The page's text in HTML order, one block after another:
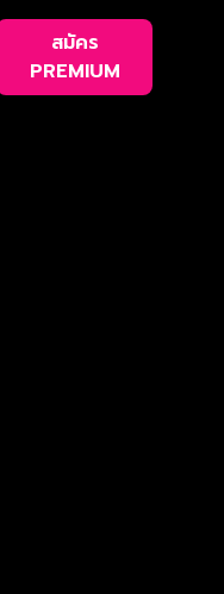
สมัคร
PREMIUM